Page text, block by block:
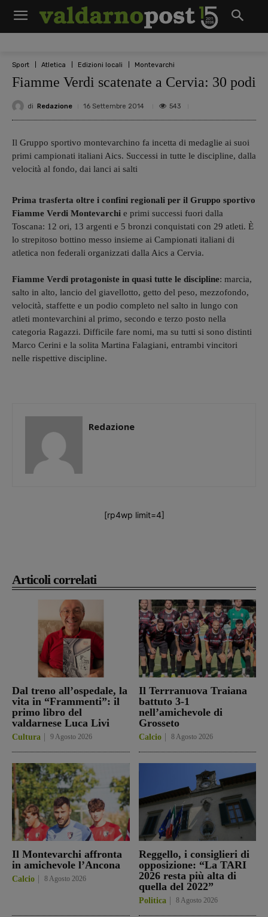
Sport Atletica Edizioni locali Montevarchi
Fiamme Verdi scatenate a Cervia: 30 podi
di Redazione 16 Settembre 2014 543
Articoli correlati
Dal treno all’ospedale, la
vita in “Frammenti”: il
primo libro del
valdarnese Luca Livi
Cultura 9 Agosto 2026
Il Terrranuova Traiana
battuto 3-1
nell’amichevole di
Grosseto
Calcio 8 Agosto 2026
Il Montevarchi affronta
in amichevole l’Ancona
Calcio 8 Agosto 2026
Reggello, i consiglieri di
opposizione: “La TARI
2026 resta più alta di
quella del 2022”
Politica 8 Agosto 2026
Il Gruppo sportivo montevarchino fa incetta di medaglie ai suoi
primi campionati italiani Aics. Successi in tutte le discipline, dalla
velocità al fondo, dai lanci ai salti
Prima trasferta oltre i confini regionali per il Gruppo sportivo
Fiamme Verdi Montevarchi e primi successi fuori dalla
Toscana: 12 ori, 13 argenti e 5 bronzi conquistati con 29 atleti. È
lo strepitoso bottino messo insieme ai Campionati italiani di
atletica non federali organizzati dalla Aics a Cervia.
Fiamme Verdi protagoniste in quasi tutte le discipline: marcia,
salto in alto, lancio del giavellotto, getto del peso, mezzofondo,
velocità, staffette e un podio completo nel salto in lungo con
atleti montevarchini al primo, secondo e terzo posto nella
categoria Ragazzi. Difficile fare nomi, ma su tutti si sono distinti
Marco Cerini e la solita Martina Falagiani, entrambi vincitori
nelle rispettive discipline.
Redazione
[rp4wp limit=4]